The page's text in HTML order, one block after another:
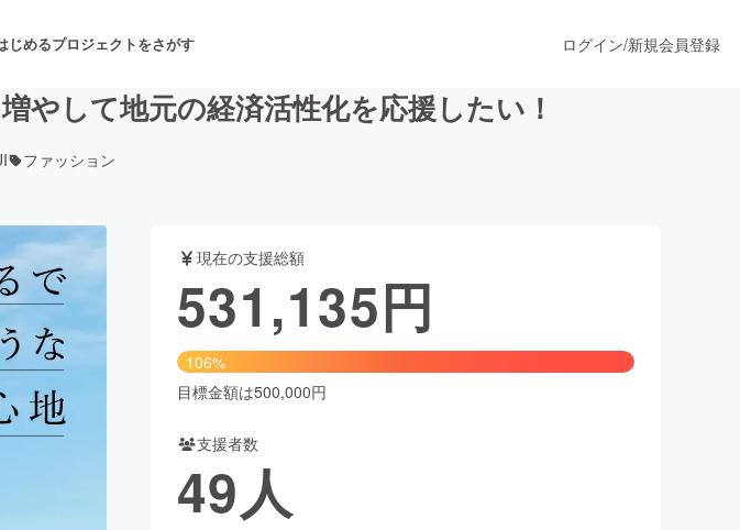
じめるプロジェクトをさがす
舞台・パフォーマンス
フード・飲食店 ファッション
ビューティー・ヘルスケア
ログイン/新規会員登録
やして地元の経済活性化を応援したい！
ファッション
現在の支援総額
531,135円
106%
目標金額は500,000円
支援者数
49人